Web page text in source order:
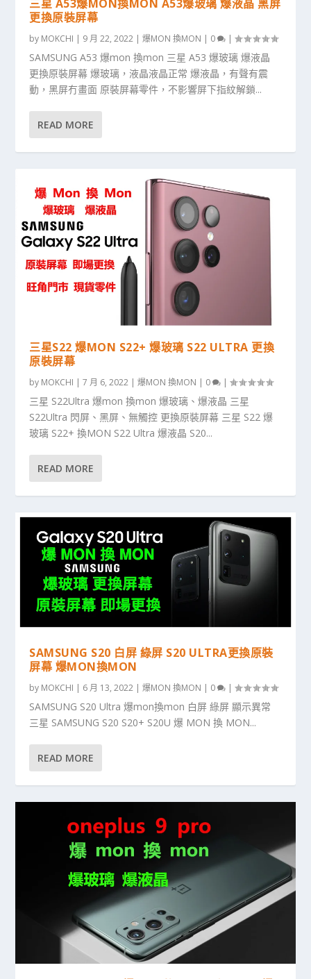
三星 A53爆MON換MON A53爆玻璃 爆液晶 黑屏
更換原裝屏幕
by MOKCHI | 9 月 22, 2022 |爆MON 換MON | 0 |
SAMSUNG A53 爆mon 換mon 三星 A53 爆玻璃 爆液晶
更換原裝屏幕 爆玻璃，液晶液晶正常 爆液晶，有聲有震
動，黑屏冇畫面 原裝屏幕零件，不影響屏下指紋解鎖...
READ MORE
三星S22 爆MON S22+ 爆玻璃 S22 ULTRA 更換
原裝屏幕
by MOKCHI |7 月 6, 2022 |爆MON 換MON | 0 |
三星 S22Ultra 爆mon 換mon 爆玻璃、爆液晶 三星
S22Ultra 閃屏、黑屏、無觸控 更換原裝屏幕 三星 S22 爆
玻璃 S22+ 換MON S22 Ultra 爆液晶 S20...
READ MORE
SAMSUNG S20 白屏 綠屏 S20 ULTRA更換原裝
屏幕 爆MON換MON
by MOKCHI | 6 月 13, 2022 |爆MON 換MON | 0 |
SAMSUNG S20 Ultra 爆mon換mon 白屏 綠屏 顯示異常
三星 SAMSUNG S20 S20+ S20U 爆 MON 換 MON...
READ MORE